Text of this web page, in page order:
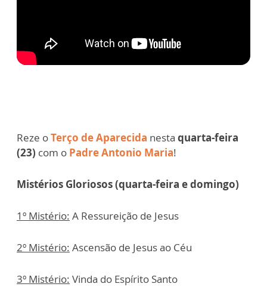
Reze oTerço de Aparecida nesta quarta-feira
(23) com o Padre Antonio Maria!
Mistérios Gloriosos (quarta-feira e domingo)
1º Mistério: A Ressureição de Jesus
2º Mistério: Ascensão de Jesus ao Céu
3º Mistério: Vinda do Espírito Santo